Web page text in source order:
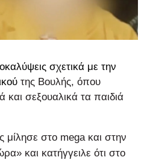
σχετικά με την
της Βουλής, όπου
και σεξουαλικά τα παιδιά
στο mega και στην
και κατήγγειλε ότι στο